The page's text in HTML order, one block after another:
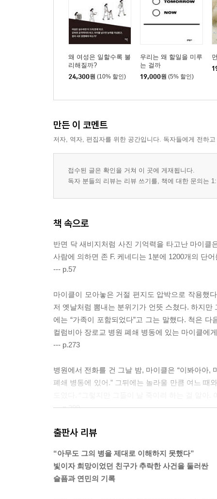
왜 여성은 일할수록 불
리해질까?
24,300원 (10% 할인)
우리는 왜 할일을 미루
는 걸까
19,000원 (5% 할인)
만든 이 코멘트
저자, 역자, 편집자를 위한 공간입니다. 독자들에게 전하
접수된 글은 확인을 거쳐 이 곳에 게재됩니다.
독자 분들의 리뷰는 리뷰 쓰기를, 책에 대한 문의는
책 속으로
반면 닥 새비지처럼 사진 기억력을 타고난 마이
사람에 의하면 존 F. 케네디는 1분에 1200개의 단
--- p.57
마이클이 모아놓은 거절 편지도 압박으로 작용했
저 옛날처럼 뽐내는 분위기가 언뜻 스쳤다. 하지
에는 “가족이 포함되었다”고 그는 말했다. 척은
컬럼비아 장로교 병원 폐쇄 병동에 있는 마이클에
--- p.273
병원에서 전화를 건 그날 밤, 마이클은 “이봐아아,
폐쇄 병동에 있어.” 그뒤에는 놀라울 만큼 여느 때
--- p.289
마이클은 자신이 가난하다고 느꼈을 뿐 아니라,
점에서 마이클은 일말의 자부심을 느꼈다. 작은
고 조르는 빈털터리와 같은 줄에 서서 기다렸던
--- p.330
출판사 리뷰
“아무도 그의 병을 제대로 이해하지 못했다”
빛이자 희망이었던 친구가 추락한 사건을 둘러싼
슬픔과 연민의 기록